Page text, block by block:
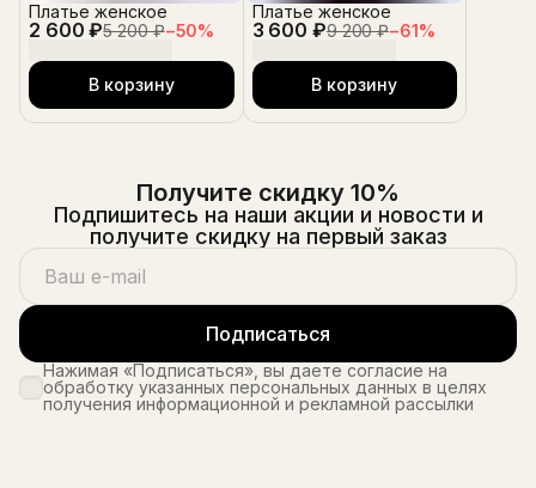
2 600 ₽5 200 ₽−50%
Платье женское
В корзину
3 600 ₽9 200 ₽−61%
Платье женское
В корзину
Получите скидку 10%
Подпишитесь на наши акции и новости и
получите скидку на первый заказ
Подписаться
Нажимая «Подписаться», вы даете согласие на
обработку указанных персональных данных в целях
получения информационной и рекламной рассылки